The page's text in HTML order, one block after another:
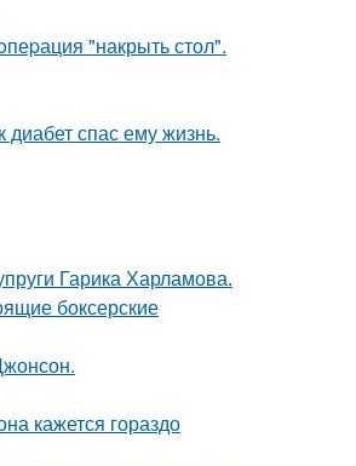
"накрыть стол".
спас ему жизнь.
Гарика Харламова.
боксерские
кажется гораздо